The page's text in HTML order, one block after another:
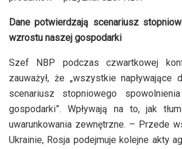
Dane potwierdzają scenariusz
wzrostu naszej gospodarki
Szef NBP podczas czwartkowej
zauważył, że „wszystkie napływające
scenariusz stopniowego
gospodarki”. Wpływają na to, jak
uwarunkowania zewnętrzne. – Przede
Ukrainie, Rosja podejmuje kolejne akty